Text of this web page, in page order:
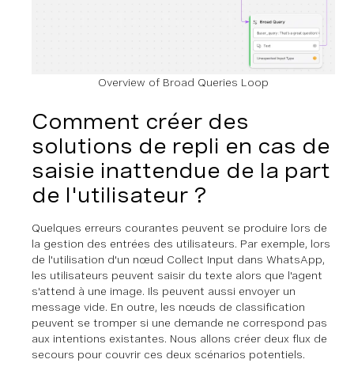
Overview of Broad Queries Loop
Comment créer des
solutions de repli en cas de
saisie inattendue de la part
de l'utilisateur ?
Quelques erreurs courantes peuvent se produire lors de
la gestion des entrées des utilisateurs. Par exemple, lors
de l'utilisation d'un nœud Collect Input dans WhatsApp,
les utilisateurs peuvent saisir du texte alors que l'agent
s'attend à une image. Ils peuvent aussi envoyer un
message vide. En outre, les nœuds de classification
peuvent se tromper si une demande ne correspond pas
aux intentions existantes. Nous allons créer deux flux de
secours pour couvrir ces deux scénarios potentiels.